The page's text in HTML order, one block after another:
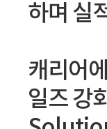
하며 실
캐리어
일즈